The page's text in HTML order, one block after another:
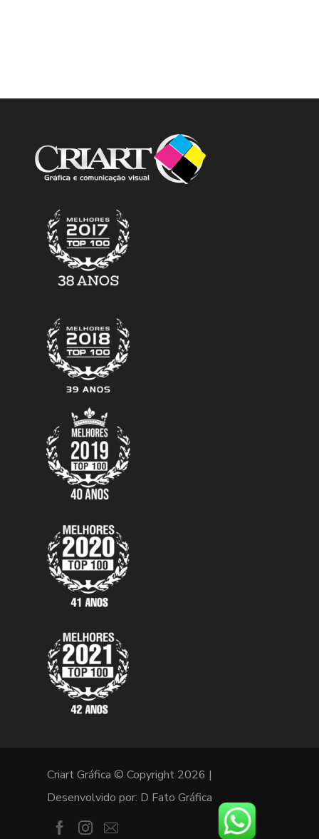
Criart Gráfica © Copyright 2026 |
Desenvolvido por: D Fato Gráfica